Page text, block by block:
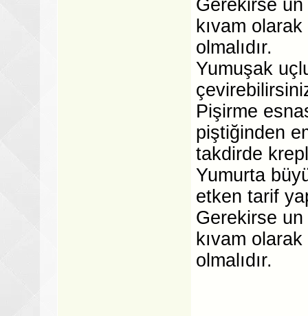
Gerekirse un
kıvam
olmalıdır.
Yumuşak
Pişirme
piştiğinden
takdirde
Yumurta
etken tarif
Gerekirse un
kıvam
olmalıdır.